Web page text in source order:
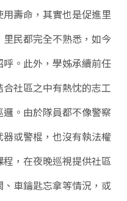
壽命，其實也是促進里
民都完全不熟悉，如今
。此外，學姊承續前任
社區之中有熱忱的志工
。由於隊員都不像警察
或警棍，也沒有執法權
，在夜晚巡視提供社區
車鑰匙忘拿等情況，或